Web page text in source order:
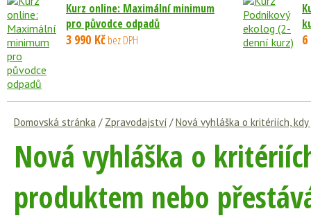
Kurz online: Maximální minimum
pro původce odpadů
3 990 Kčbez DPH 6
Domovská stránka / Zpravodajství /Nová vyhláška o kritériích,
Nová vyhláška o
produktem nebo